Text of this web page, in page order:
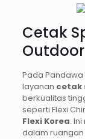
Cetak
Pada
layanan cetak
berkualitas
seperti Flexi
Flexi Korea.
dalam